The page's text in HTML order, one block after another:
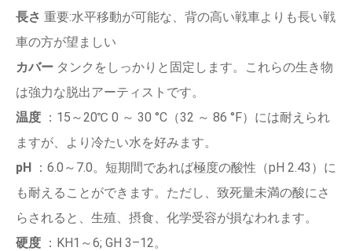
長さ 重要:水平移動が可能な、背の高い戦車よりも長い戦
車の方が望ましい
カバー タンクをしっかりと固定します。これらの生き物
は強力な脱出アーティストです。
温度 ：15～20℃ 0 ～ 30 °C（32 ～ 86 °F）には耐えられ
ますが、より冷たい水を好みます。
pH ：6.0～7.0。短期間であれば極度の酸性（pH 2.43）に
も耐えることができます。ただし、致死量未満の酸にさ
らされると、生殖、摂食、化学受容が損なわれます。
硬度 ：KH1～6; GH 3–12。